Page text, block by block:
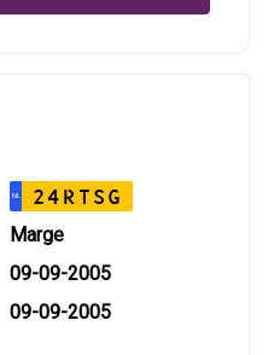
NL 24RTSG
Marge
09-09-2005
09-09-2005